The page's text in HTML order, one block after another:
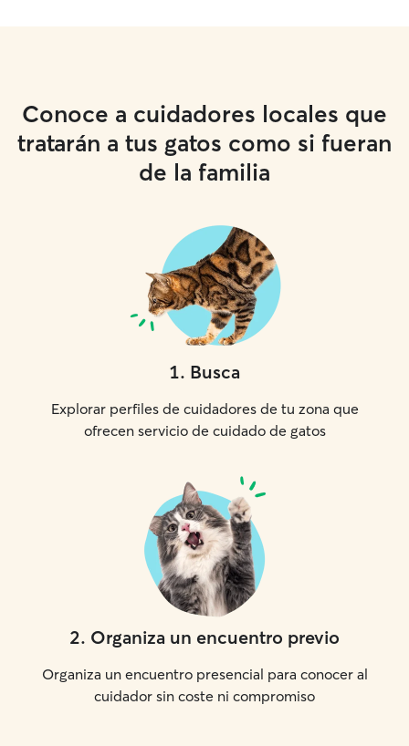
Conoce a cuidadores locales que
tratarán a tus gatos como si fueran
de la familia
1. Busca
Explorar perfiles de cuidadores de tu zona que
ofrecen servicio de cuidado de gatos
2. Organiza un encuentro previo
Organiza un encuentro presencial para conocer al
cuidador sin coste ni compromiso